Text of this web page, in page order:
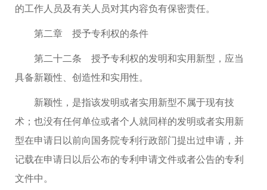
的工作人员及有关人员对其内容负有保密责任。
第二章 授予专利权的条件
第二十二条 授予专利权的发明和实用新型，应当
具备新颖性、创造性和实用性。
新颖性，是指该发明或者实用新型不属于现有技
术；也没有任何单位或者个人就同样的发明或者实用新
型在申请日以前向国务院专利行政部门提出过申请，并
记载在申请日以后公布的专利申请文件或者公告的专利
文件中。